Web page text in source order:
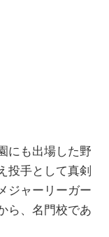
にも出場した野
投手として真剣
ジャーリーガー
ら、名門校であ